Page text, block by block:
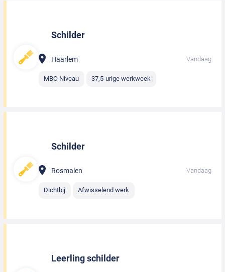
Schilder
Haarlem Vandaag
MBO Niveau 37,5-urige werkweek
Schilder
Rosmalen Vandaag
Dichtbij Afwisselend werk
Leerling schilder